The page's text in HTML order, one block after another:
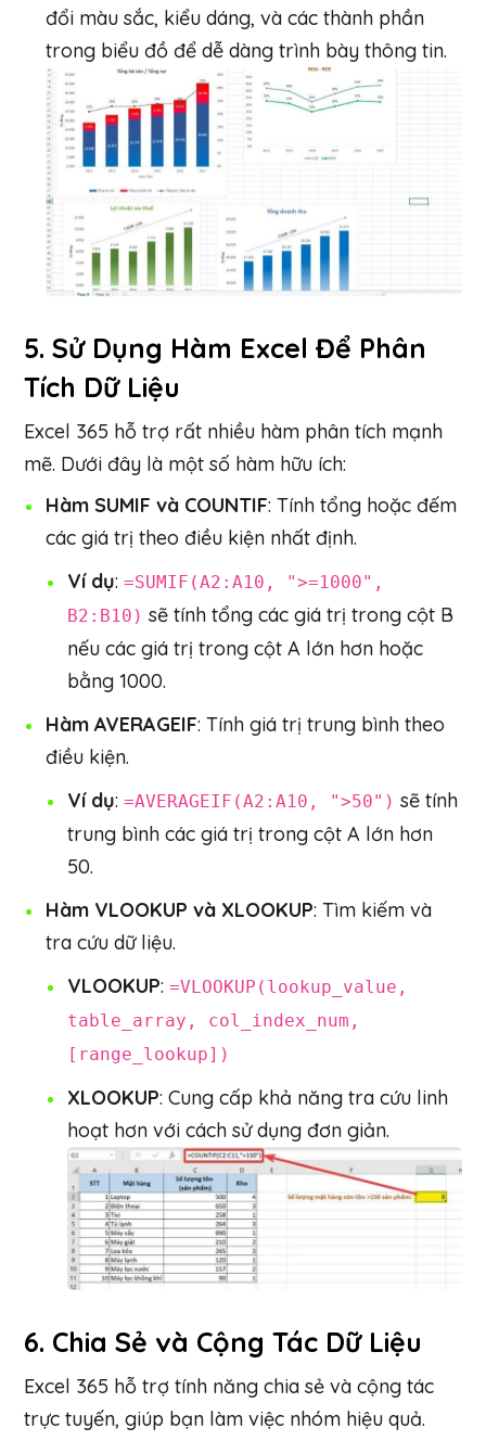
đổi màu sắc, kiểu dáng, và các thành phần
trong biểu đồ để dễ dàng trình bày thông tin.
5.Sử Dụng Hàm Excel Để Phân
Tích Dữ Liệu
Excel 365 hỗ trợ rất nhiều hàm phân tích mạnh
mẽ. Dưới đây là một số hàm hữu ích:
Hàm SUMIF và COUNTIF: Tính tổng hoặc đếm
các giá trị theo điều kiện nhất định.
Ví dụ:=SUMIF(A2:A10, ">=1000",
B2:B10) sẽ tính tổng các giá trị trong cột B
nếu các giá trị trong cột A lớn hơn hoặc
bằng 1000.
Hàm AVERAGEIF: Tính giá trị trung bình theo
điều kiện.
Ví dụ:=AVERAGEIF(A2:A10, ">50") sẽ tính
trung bình các giá trị trong cột A lớn hơn
50.
Hàm VLOOKUP và XLOOKUP: Tìm kiếm và
tra cứu dữ liệu.
VLOOKUP:=VLOOKUP(lookup_value,
table_array, col_index_num,
[range_lookup])
XLOOKUP: Cung cấp khả năng tra cứu linh
hoạt hơn với cách sử dụng đơn giản.
6. Chia Sẻ và Cộng Tác Dữ Liệu
Excel 365 hỗ trợ tính năng chia sẻ và cộng tác
trực tuyến, giúp bạn làm việc nhóm hiệu quả.